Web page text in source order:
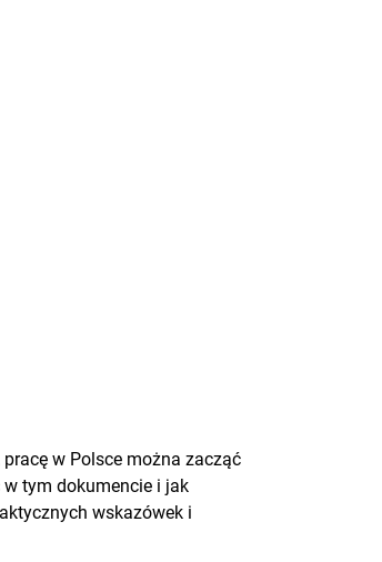
w Polsce można zacząć
tym dokumencie i jak
wskazówek i